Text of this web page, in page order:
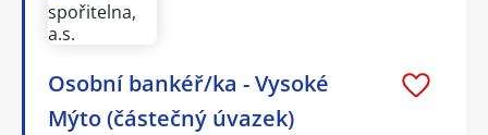
Osobní bankéř/ka - Vysoké
Mýto (částečný úvazek)